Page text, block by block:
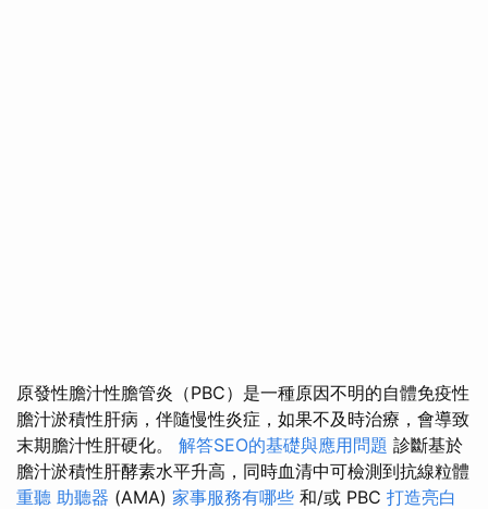
原發性膽汁性膽管炎（PBC）是一種原因不明的自體免疫性
膽汁淤積性肝病，伴隨慢性炎症，如果不及時治療，會導致
末期膽汁性肝硬化。 解答SEO的基礎與應用問題 診斷基於
膽汁淤積性肝酵素水平升高，同時血清中可檢測到抗線粒體
重聽 助聽器 (AMA) 家事服務有哪些 和/或 PBC 打造亮白